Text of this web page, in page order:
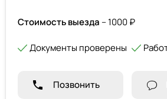
Стоимость выезда – 1000 ₽
Документы проверены
Позвонить